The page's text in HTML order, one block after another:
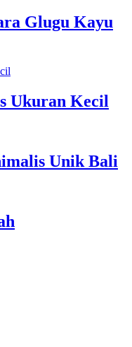
Glugu Kayu
Ukuran Kecil
Unik Bali